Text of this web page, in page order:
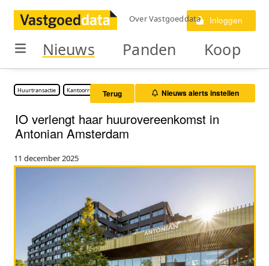
Over Vastgoeddata Inloggen
Nieuws Panden Koop
Huurtransactie KantoorruimteTerug Nieuws alerts instellen
IO verlengt haar huurovereenkomst in
Antonian Amsterdam
11 december 2025